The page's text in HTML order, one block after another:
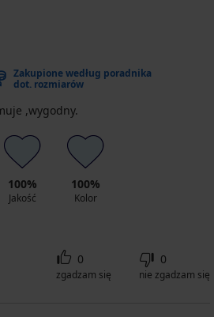
Zakupione według poradnika
dot. rozmiarów
,wygodny.
100%
Jakość
100%
Kolor
0
zgadzam się
0
nie zgadzam się